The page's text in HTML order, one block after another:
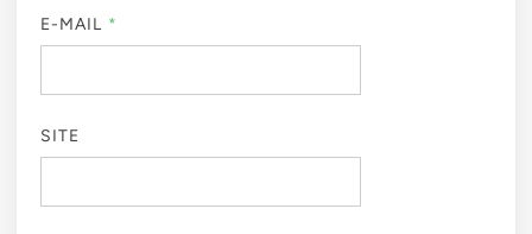
E-MAIL *
SITE